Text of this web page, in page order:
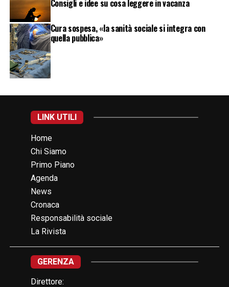
Consigli e idee su cosa leggere in vacanza
Cura sospesa, «la sanità sociale si integra con
quella pubblica»
LINK UTILI
Home
Chi Siamo
Primo Piano
Agenda
News
Cronaca
Responsabilità sociale
La Rivista
GERENZA
Direttore: